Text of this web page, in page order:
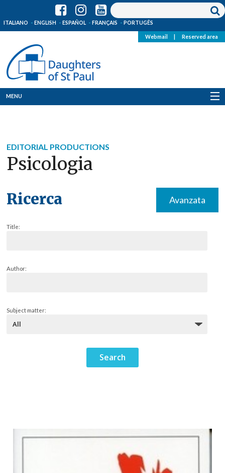
ITALIANO ENGLISH ESPAÑOL FRANÇAIS PORTUGÊS
Webmail Reserved area
MENU
News
EDITORIAL PRODUCTIONS
Psicologia
Ricerca Avanzata
Title:
Author:
Subject matter: